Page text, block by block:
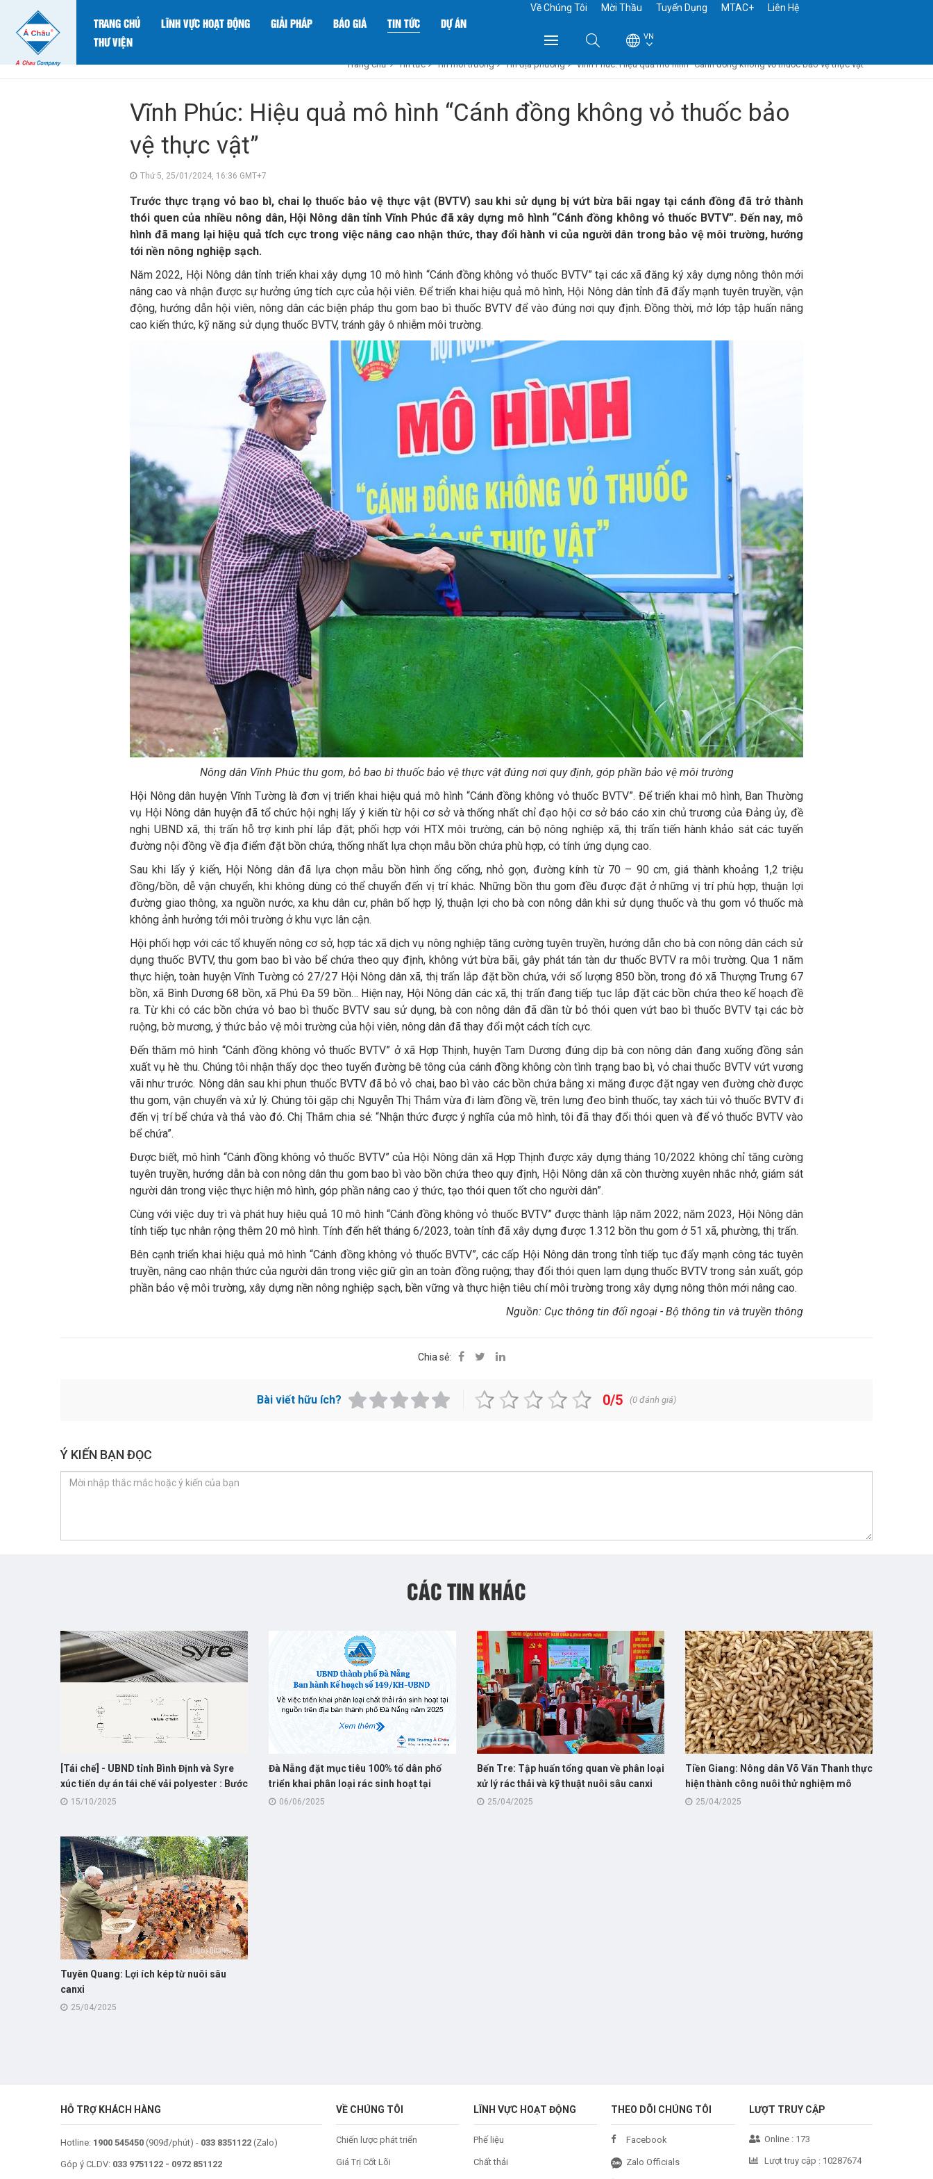
TRANG CHỦ LĨNH VỰC HOẠT ĐỘNG GIẢI PHÁP BÁO GIÁ TIN TỨC
DỰ ÁN
THƯ VIỆN
Về Chúng Tôi Mời Thầu Tuyển Dụng MTAC+ Liên Hệ
VN
Trang chủ Tin tức Tin môi trường Tin địa phương Vĩnh Phúc: Hiệu quả mô hình “Cánh đồng không vỏ thuốc bảo vệ thực vật”
Vĩnh Phúc: Hiệu quả mô hình “Cánh đồng không vỏ thuốc bảo
vệ thực vật”
Thứ 5, 25/01/2024, 16:36 GMT+7
Trước thực trạng vỏ bao bì, chai lọ thuốc bảo vệ thực vật (BVTV) sau khi sử dụng bị vứt bừa bãi ngay tại cánh đồng đã trở thành
thói quen của nhiều nông dân, Hội Nông dân tỉnh Vĩnh Phúc đã xây dựng mô hình “Cánh đồng không vỏ thuốc BVTV”. Đến nay, mô
hình đã mang lại hiệu quả tích cực trong việc nâng cao nhận thức, thay đổi hành vi của người dân trong bảo vệ môi trường, hướng
tới nền nông nghiệp sạch.
Năm 2022, Hội Nông dân tỉnh triển khai xây dựng 10 mô hình “Cánh đồng không vỏ thuốc BVTV” tại các xã đăng ký xây dựng nông thôn mới
nâng cao và nhận được sự hưởng ứng tích cực của hội viên. Để triển khai hiệu quả mô hình, Hội Nông dân tỉnh đã đẩy mạnh tuyên truyền, vận
động, hướng dẫn hội viên, nông dân các biện pháp thu gom bao bì thuốc BVTV để vào đúng nơi quy định. Đồng thời, mở lớp tập huấn nâng
cao kiến thức, kỹ năng sử dụng thuốc BVTV, tránh gây ô nhiễm môi trường.
Nông dân Vĩnh Phúc thu gom, bỏ bao bì thuốc bảo vệ thực vật đúng nơi quy định, góp phần bảo vệ môi trường
Hội Nông dân huyện Vĩnh Tường là đơn vị triển khai hiệu quả mô hình “Cánh đồng không vỏ thuốc BVTV”. Để triển khai mô hình, Ban Thường
vụ Hội Nông dân huyện đã tổ chức hội nghị lấy ý kiến từ hội cơ sở và thống nhất chỉ đạo hội cơ sở báo cáo xin chủ trương của Đảng ủy, đề
nghị UBND xã, thị trấn hỗ trợ kinh phí lắp đặt; phối hợp với HTX môi trường, cán bộ nông nghiệp xã, thị trấn tiến hành khảo sát các tuyến
đường nội đồng về địa điểm đặt bồn chứa, thống nhất lựa chọn mẫu bồn chứa phù hợp, có tính ứng dụng cao.
Sau khi lấy ý kiến, Hội Nông dân đã lựa chọn mẫu bồn hình ống cống, nhỏ gọn, đường kính từ 70 – 90 cm, giá thành khoảng 1,2 triệu
đồng/bồn, dễ vận chuyển, khi không dùng có thể chuyển đến vị trí khác. Những bồn thu gom đều được đặt ở những vị trí phù hợp, thuận lợi
đường giao thông, xa nguồn nước, xa khu dân cư, phân bố hợp lý, thuận lợi cho bà con nông dân khi sử dụng thuốc và thu gom vỏ thuốc mà
không ảnh hưởng tới môi trường ở khu vực lân cận.
Hội phối hợp với các tổ khuyến nông cơ sở, hợp tác xã dịch vụ nông nghiệp tăng cường tuyên truyền, hướng dẫn cho bà con nông dân cách sử
dụng thuốc BVTV, thu gom bao bì vào bể chứa theo quy định, không vứt bừa bãi, gây phát tán tàn dư thuốc BVTV ra môi trường. Qua 1 năm
thực hiện, toàn huyện Vĩnh Tường có 27/27 Hội Nông dân xã, thị trấn lắp đặt bồn chứa, với số lượng 850 bồn, trong đó xã Thượng Trưng 67
bồn, xã Bình Dương 68 bồn, xã Phú Đa 59 bồn… Hiện nay, Hội Nông dân các xã, thị trấn đang tiếp tục lắp đặt các bồn chứa theo kế hoạch đề
ra. Từ khi có các bồn chứa vỏ bao bì thuốc BVTV sau sử dụng, bà con nông dân đã dần từ bỏ thói quen vứt bao bì thuốc BVTV tại các bờ
ruộng, bờ mương, ý thức bảo vệ môi trường của hội viên, nông dân đã thay đổi một cách tích cực.
Đến thăm mô hình “Cánh đồng không vỏ thuốc BVTV” ở xã Hợp Thịnh, huyện Tam Dương đúng dịp bà con nông dân đang xuống đồng sản
xuất vụ hè thu. Chúng tôi nhận thấy dọc theo tuyến đường bê tông của cánh đồng không còn tình trạng bao bì, vỏ chai thuốc BVTV vứt vương
vãi như trước. Nông dân sau khi phun thuốc BVTV đã bỏ vỏ chai, bao bì vào các bồn chứa bằng xi măng được đặt ngay ven đường chờ được
thu gom, vận chuyển và xử lý. Chúng tôi gặp chị Nguyễn Thị Thắm vừa đi làm đồng về, trên lưng đeo bình thuốc, tay xách túi vỏ thuốc BVTV đi
đến vị trí bể chứa và thả vào đó. Chị Thắm chia sẻ: “Nhận thức được ý nghĩa của mô hình, tôi đã thay đổi thói quen và để vỏ thuốc BVTV vào
bể chứa”.
Được biết, mô hình “Cánh đồng không vỏ thuốc BVTV” của Hội Nông dân xã Hợp Thịnh được xây dựng tháng 10/2022 không chỉ tăng cường
tuyên truyền, hướng dẫn bà con nông dân thu gom bao bì vào bồn chứa theo quy định, Hội Nông dân xã còn thường xuyên nhắc nhở, giám sát
người dân trong việc thực hiện mô hình, góp phần nâng cao ý thức, tạo thói quen tốt cho người dân”.
Cùng với việc duy trì và phát huy hiệu quả 10 mô hình “Cánh đồng không vỏ thuốc BVTV” được thành lập năm 2022; năm 2023, Hội Nông dân
tỉnh tiếp tục nhân rộng thêm 20 mô hình. Tính đến hết tháng 6/2023, toàn tỉnh đã xây dựng được 1.312 bồn thu gom ở 51 xã, phường, thị trấn.
Bên cạnh triển khai hiệu quả mô hình “Cánh đồng không vỏ thuốc BVTV”, các cấp Hội Nông dân trong tỉnh tiếp tục đẩy mạnh công tác tuyên
truyền, nâng cao nhận thức của người dân trong việc giữ gìn an toàn đồng ruộng; thay đổi thói quen lạm dụng thuốc BVTV trong sản xuất, góp
phần bảo vệ môi trường, xây dựng nền nông nghiệp sạch, bền vững và thực hiện tiêu chí môi trường trong xây dựng nông thôn mới nâng cao.
Nguồn: Cục thông tin đối ngoại - Bộ thông tin và truyền thông
Chia sẻ:
Bài viết hữu ích? 0/5 (0 đánh giá)
Ý KIẾN BẠN ĐỌC
CÁC TIN KHÁC
[Tái chế] - UBND tỉnh Bình Định và Syre
xúc tiến dự án tái chế vải polyester : Bước
khởi đầu cho hành trình “xanh hóa”
15/10/2025
Đà Nẵng đặt mục tiêu 100% tổ dân phố
triển khai phân loại rác sinh hoạt tại
nguồn trong năm 2025
06/06/2025
Bến Tre: Tập huấn tổng quan về phân loại
xử lý rác thải và kỹ thuật nuôi sâu canxi
cho hội viên nông dân
25/04/2025
Tiền Giang: Nông dân Võ Văn Thanh thực
hiện thành công nuôi thử nghiệm mô
hình nuôi sâu canxi giúp giảm chi phí và
25/04/2025
Tuyên Quang: Lợi ích kép từ nuôi sâu
canxi
25/04/2025
HỖ TRỢ KHÁCH HÀNG
Hotline: 1900 545450 (909đ/phút) - 033 8351122 (Zalo)
Góp ý CLDV: 033 9751122 - 0972 851122
VỀ CHÚNG TÔI
Chiến lược phát triển
Giá Trị Cốt Lõi
LĨNH VỰC HOẠT ĐỘNG
Phế liệu
Chất thải
THEO DÕI CHÚNG TÔI
Facebook
Zalo Officials
LƯỢT TRUY CẬP
Online : 173
Lượt truy cập : 10287674